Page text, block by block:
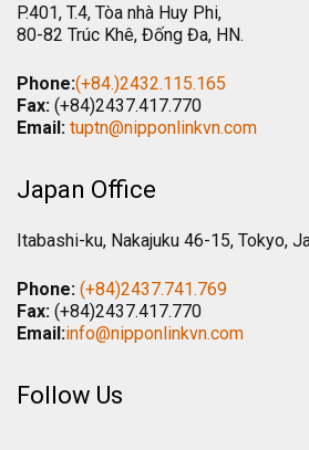
P.401, T.4, Tòa nhà Huy Phi,
80-82 Trúc Khê, Đống Đa, HN.
Phone:(+84.)2432.115.165
Fax: (+84)2437.417.770
Email: tuptn@nipponlinkvn.com
Japan Office
Itabashi-ku, Nakajuku 46-15, Tokyo,
Phone: (+84)2437.741.769
Fax: (+84)2437.417.770
Email:info@nipponlinkvn.com
Follow Us